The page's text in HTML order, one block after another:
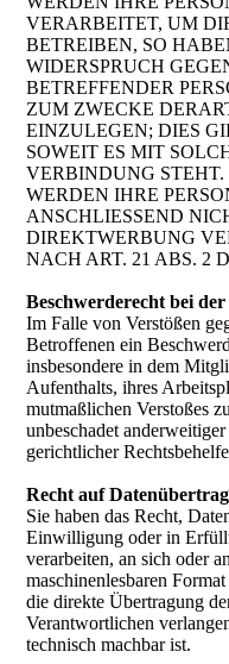
VERARBEITET, UM
BETREIBEN, SO
WIDERSPRUCH
BETREFFENDER
ZUM ZWECKE
EINZULEGEN; DIES
SOWEIT ES MIT
VERBINDUNG STEHT.
WERDEN IHRE
ANSCHLIESSEND
DIREKTWERBUNG
NACH ART. 21 ABS. 2
Beschwerderecht bei
Im Falle von Verstößen
Betroffenen ein
insbesondere in dem
Aufenthalts, ihres
mutmaßlichen Verstoßes
unbeschadet
gerichtlicher
Recht auf
Sie haben das Recht,
Einwilligung oder in
verarbeiten, an sich oder
maschinenlesbaren
die direkte Übertragung
Verantwortlichen
technisch machbar ist.